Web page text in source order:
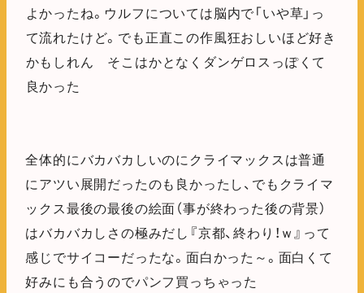
よかったね。ウルフについては脳内で「いや草」っ
て流れたけど。でも正直この作風狂おしいほど好き
かもしれん そこはかとなくダンゲロスっぽくて
良かった
全体的にバカバカしいのにクライマックスは普通
にアツい展開だったのも良かったし、でもクライマ
ックス最後の最後の絵面（事が終わった後の背景）
はバカバカしさの極みだし『京都、終わり！ｗ』って
感じでサイコーだったな。面白かった～。面白くて
好みにも合うのでパンフ買っちゃった